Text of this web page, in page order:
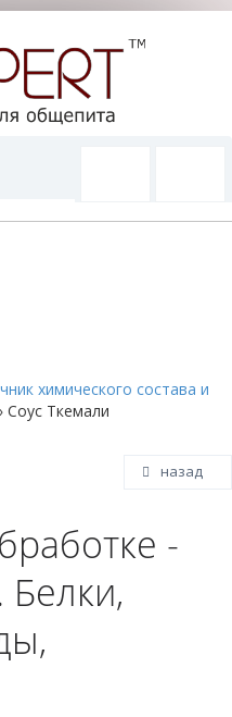
химического состава и
Соус Ткемали
назад
-
Белки,